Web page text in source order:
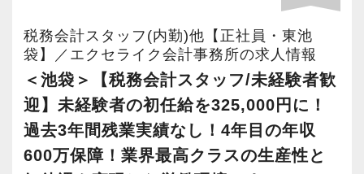
形成を国が後押しする【企業型確定拠出年金
（企業型DC）】もいち早く導入しました。
スタッフが「今」も「将来」も安心して人生設
計を描ける環境を整えています。
駒込駅から徒歩2分という抜群の立地にある、快
適で綺麗なオフィスです。
です。
様々な業種や規模の法人のお客様のデータを扱
うため、これまでの仕訳入力や事務の経験を存
分に活かしながら、さらに一歩進んだ実務知識
に触れることができます。
ただの単純作業にとどまらず、事務所を支える
ップサービスなど、お客様の立場に立ったサー
ビスを提供しています。
開業から１０年、おかげさまで多くのお客様
にご利用いただき、年々事務所の規模を拡大し
てきました。
税務会計スタッフ(内勤)他【正社員・東池
袋】／エクセライク会計事務所の求人情報
＜池袋＞【税務会計スタッフ/未経験者歓
迎】未経験者の初任給を325,000円に！
過去3年間残業実績なし！4年目の年収
600万保障！業界最高クラスの生産性と